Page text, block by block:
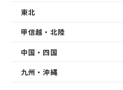
東北
甲信越・北陸
中国・四国
九州・沖縄